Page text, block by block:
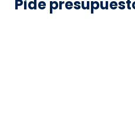
Pide